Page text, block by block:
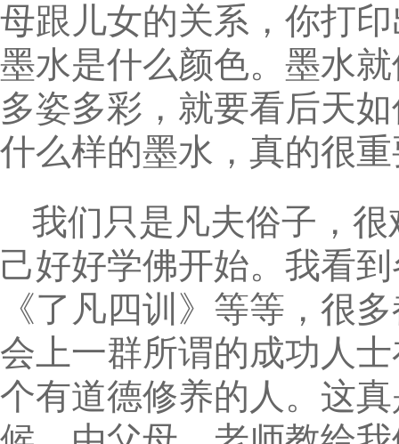
母跟儿女的关系，你打
墨水是什么颜色。墨水
多姿多彩，就要看后天
什么样的墨水，真的很
我们只是凡夫俗子，
己好好学佛开始。我看
《了凡四训》等等，很
会上一群所谓的成功人
个有道德修养的人。这